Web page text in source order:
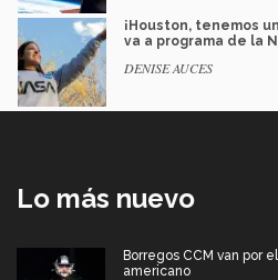
¡Houston, tenemos
va a programa de la
DENISE AUCES
Lo más nuevo
Borregos CCM van por
americano